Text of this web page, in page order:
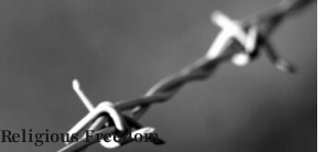
Religious Freedom